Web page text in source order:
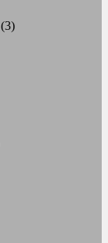
(3)